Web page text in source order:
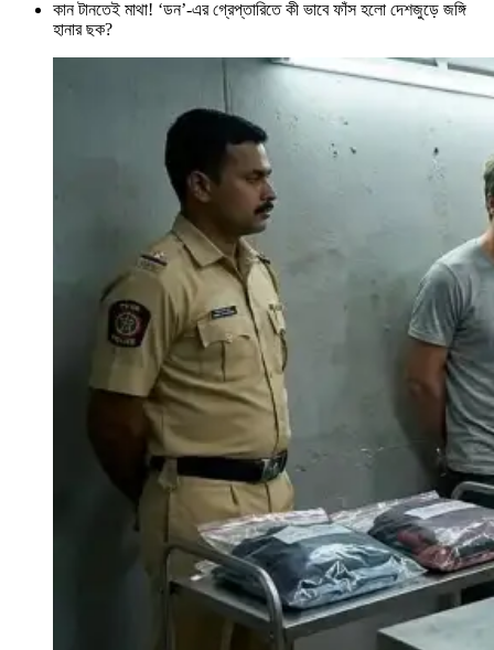
কান টানতেই মাথা! ‘ডন’-এর গ্রেপ্তারিতে কী ভাবে ফাঁস হলো দেশজুড়ে জঙ্গি
হানার ছক?